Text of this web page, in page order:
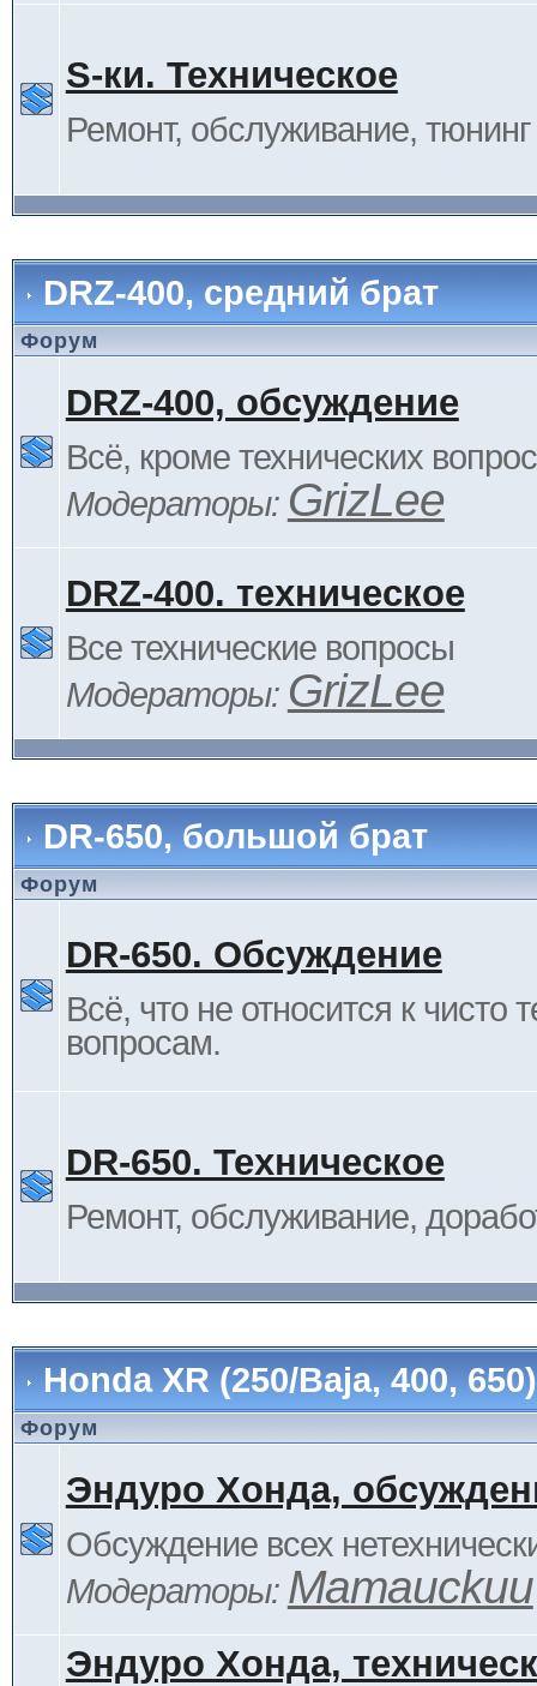
S-ки. Техническое
Ремонт, обслуживание, тюнинг
DRZ-400, средний брат
Форум
DRZ-400, обсуждение
Всё, кроме технических
Модераторы: GrizLee
DRZ-400. техническое
Все технические вопросы
Модераторы: GrizLee
DR-650, большой брат
Форум
DR-650. Обсуждение
Всё, что не относится к чисто
вопросам.
DR-650. Техническое
Ремонт, обслуживание,
Honda XR (250/Baja, 400,
Форум
Эндуро Хонда,
Обсуждение всех
Модераторы: Mamauckuu
Эндуро Хонда,